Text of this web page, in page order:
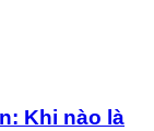
Khi nào là